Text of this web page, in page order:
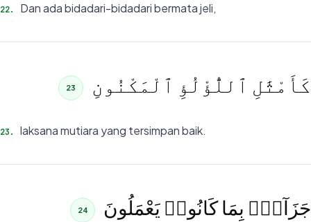
22. Dan ada bidadari-bidadari bermata jeli,
كَأَمْثَٰلِ ٱللُّؤْلُؤِ ٱلْمَكْنُونِ 23
23. laksana mutiara yang tersimpan baik.
جَزَآءًۢ بِمَا كَانُوا۟ يَعْمَلُونَ 24